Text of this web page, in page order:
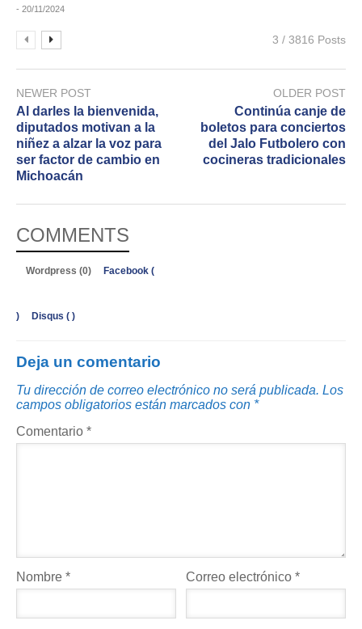
- 20/11/2024
3 / 3816 Posts
NEWER POST
Al darles la bienvenida,
diputados motivan a la
niñez a alzar la voz para
ser factor de cambio en
Michoacán
OLDER POST
Continúa canje de
boletos para conciertos
del Jalo Futbolero con
cocineras tradicionales
COMMENTS
Wordpress (0) Facebook (
) Disqus ( )
Deja un comentario
Tu dirección de correo electrónico no será publicada. Los
campos obligatorios están marcados con *
Comentario *
Nombre * Correo electrónico*